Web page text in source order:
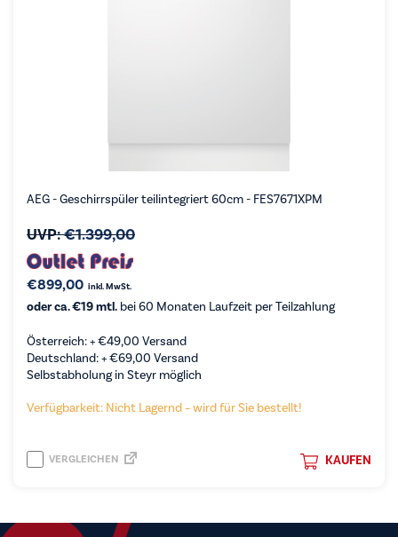
AEG - Geschirrspüler teilintegriert 60cm - FES7671XPM
UVP:€1.399,00
€899,00 inkl. MwSt.
oder ca. €19 mtl. bei 60 Monaten Laufzeit per Teilzahlung
Österreich: +€49,00 Versand
Deutschland: +€69,00 Versand
Selbstabholung in Steyr möglich
Verfügbarkeit: Nicht Lagernd – wird für Sie bestellt!
KAUFEN
VERGLEICHEN